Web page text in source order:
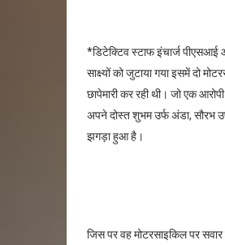
*डिटेक्टिव स्टाफ इंचार्ज पीएसआई
साक्ष्यों को जुटाया गया इसमें दो
छापेमारी कर रही थी। जो एक
अपने दोस्त शुभम उर्फ अंडा, सौरभ
झगड़ा हुआ है।
जिस पर वह मोटरसाइकिल पर